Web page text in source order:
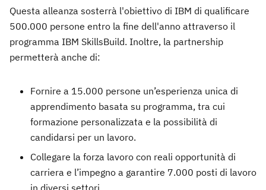
Questa alleanza sosterrà l'obiettivo di IBM di qualificare
500.000 persone entro la fine dell'anno attraverso il
programma IBM SkillsBuild. Inoltre, la partnership
permetterà anche di:
Fornire a 15.000 persone un’esperienza unica di
apprendimento basata su programma, tra cui
formazione personalizzata e la possibilità di
candidarsi per un lavoro.
Collegare la forza lavoro con reali opportunità di
carriera e l’impegno a garantire 7.000 posti di lavoro
in diversi settori.